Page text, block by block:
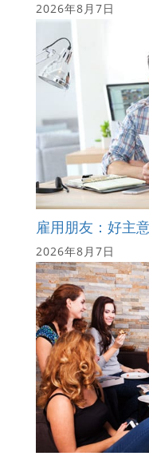
2026年8月7日
雇用朋友：好主
2026年8月7日